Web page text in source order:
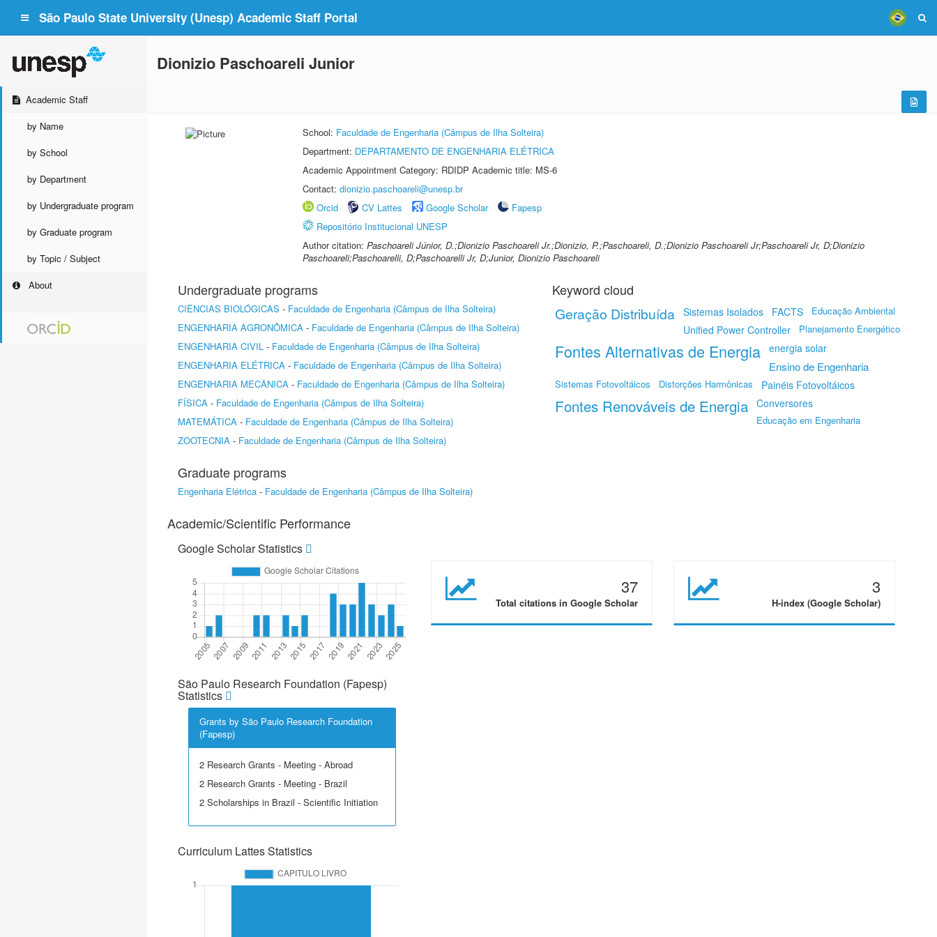
São Paulo State University (Unesp) Academic Staff Portal
Academic Staff
by Name
by School
by Department
by Undergraduate program
by Graduate program
by Topic / Subject
About
Dionizio Paschoareli Junior
School: Faculdade de Engenharia (Câmpus de Ilha Solteira)
Department: DEPARTAMENTO DE ENGENHARIA ELÉTRICA
Academic Appointment Category: RDIDP Academic title: MS-6
Contact: dionizio.paschoareli@unesp.br
Orcid
CV Lattes Google Scholar
Fapesp
Repositório Institucional UNESP
Author citation: Paschoareli Júnior, D.;Dionizio Paschoareli Jr.;Dionizio, P.;Paschoareli, D.;Dionizio Paschoareli Jr;Paschoareli Jr, D;Dionizio
Paschoareli;Paschoarelli, D;Paschoarelli Jr, D;Junior, Dionizio Paschoareli
Undergraduate programs
CIÊNCIAS BIOLÓGICAS - Faculdade de Engenharia (Câmpus de Ilha Solteira)
ENGENHARIA AGRONÔMICA - Faculdade de Engenharia (Câmpus de Ilha Solteira)
ENGENHARIA CIVIL - Faculdade de Engenharia (Câmpus de Ilha Solteira)
ENGENHARIA ELÉTRICA - Faculdade de Engenharia (Câmpus de Ilha Solteira)
ENGENHARIA MECÂNICA - Faculdade de Engenharia (Câmpus de Ilha Solteira)
FÍSICA - Faculdade de Engenharia (Câmpus de Ilha Solteira)
MATEMÁTICA - Faculdade de Engenharia (Câmpus de Ilha Solteira)
ZOOTECNIA - Faculdade de Engenharia (Câmpus de Ilha Solteira)
Graduate programs
Engenharia Elétrica - Faculdade de Engenharia (Câmpus de Ilha Solteira)
Keyword cloud
Geração Distribuída Sistemas Isolados FACTS Educação Ambiental
Unified Power Controller Planejamento Energético
Fontes Alternativas de Energia energia solar
Ensino de Engenharia
Sistemas Fotovoltáicos Distorções Harmônicas Painéis Fotovoltáicos
Fontes Renováveis de Energia Conversores
Educação em Engenharia
Academic/Scientific Performance
Google Scholar Statistics
37
Total citations in Google Scholar
3
H-index (Google Scholar)
São Paulo Research Foundation (Fapesp)
Statistics
Grants by São Paulo Research Foundation
(Fapesp)
2 Research Grants - Meeting - Abroad
2 Research Grants - Meeting - Brazil
2 Scholarships in Brazil - Scientific Initiation
Curriculum Lattes Statistics